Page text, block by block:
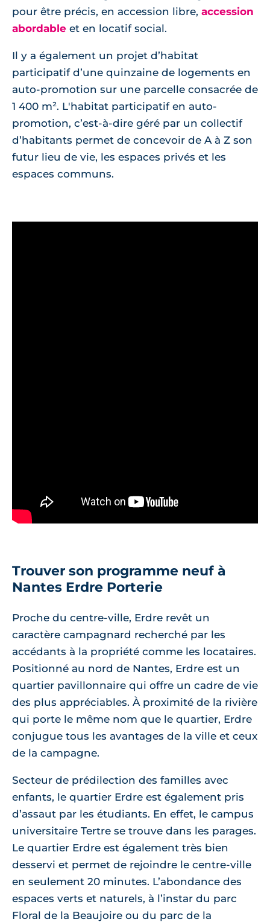
pour être précis, en accession libre, accession
abordable et en locatif social.
Il y a également un projet d’habitat
participatif d’une quinzaine de logements en
auto-promotion sur une parcelle consacrée de
1 400 m². L'habitat participatif en auto-
promotion, c’est-à-dire géré par un collectif
d’habitants permet de concevoir de A à Z son
futur lieu de vie, les espaces privés et les
espaces communs.
Trouver son programme neuf à
Nantes Erdre Porterie
Proche du centre-ville, Erdre revêt un
caractère campagnard recherché par les
accédants à la propriété comme les locataires.
Positionné au nord de Nantes, Erdre est un
quartier pavillonnaire qui offre un cadre de vie
des plus appréciables. À proximité de la rivière
qui porte le même nom que le quartier, Erdre
conjugue tous les avantages de la ville et ceux
de la campagne.
Secteur de prédilection des familles avec
enfants, le quartier Erdre est également pris
d’assaut par les étudiants. En effet, le campus
universitaire Tertre se trouve dans les parages.
Le quartier Erdre est également très bien
desservi et permet de rejoindre le centre-ville
en seulement 20 minutes. L’abondance des
espaces verts et naturels, à l’instar du parc
Floral de la Beaujoire ou du parc de la